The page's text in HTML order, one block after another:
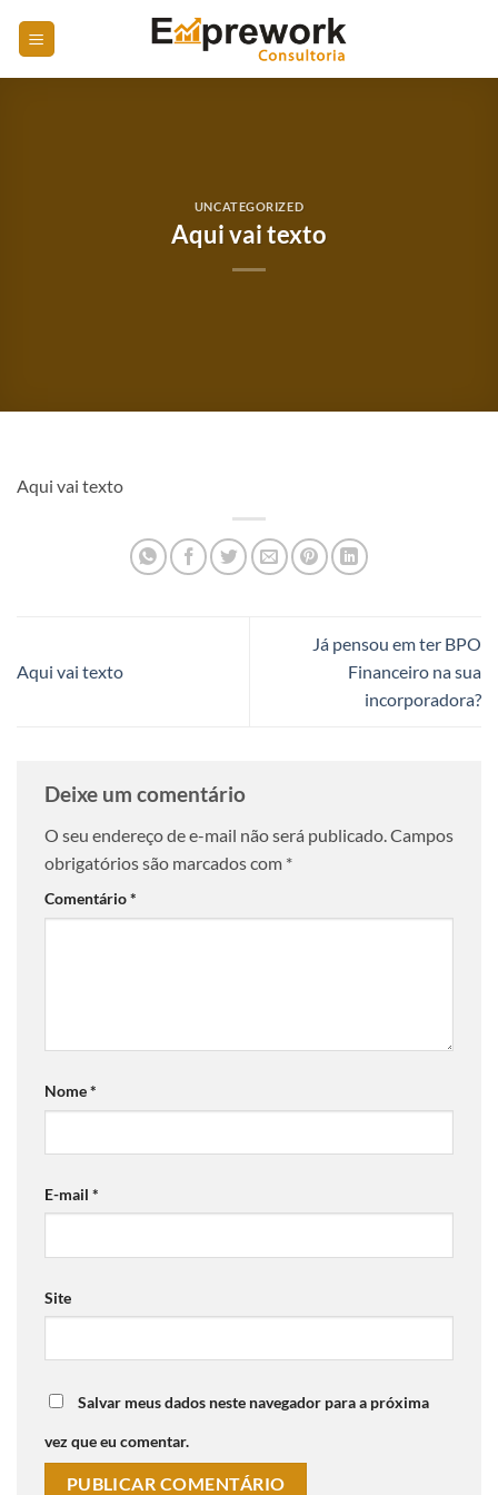
UNCATEGORIZED
Aqui vai texto
Aqui vai texto
Aqui vai texto
Já pensou em ter BPO
Financeiro na sua
incorporadora?
Deixe um comentário
O seu endereço de e-mail não será publicado.Campos
obrigatórios são marcados com *
Comentário*
Nome*
E-mail *
Site
Salvar meus dados neste navegador para a próxima
vez que eu comentar.